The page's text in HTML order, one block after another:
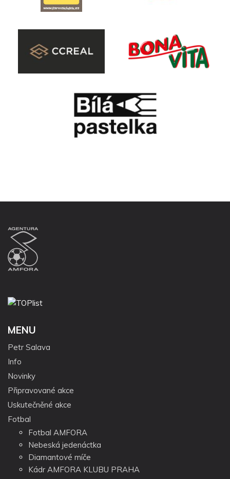
MENU
Petr Salava
Info
Novinky
Připravované akce
Uskutečněné akce
Fotbal
Fotbal AMFORA
Nebeská jedenáctka
Diamantové míče
Kádr AMFORA KLUBU PRAHA